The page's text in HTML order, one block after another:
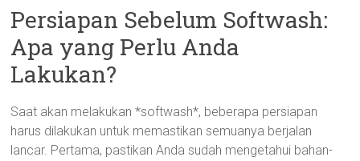
Persiapan Sebelum Softwash:
Apa yang Perlu Anda
Lakukan?
Saat akan melakukan *softwash*, beberapa persiapan
harus dilakukan untuk memastikan semuanya berjalan
lancar. Pertama, pastikan Anda sudah mengetahui bahan-